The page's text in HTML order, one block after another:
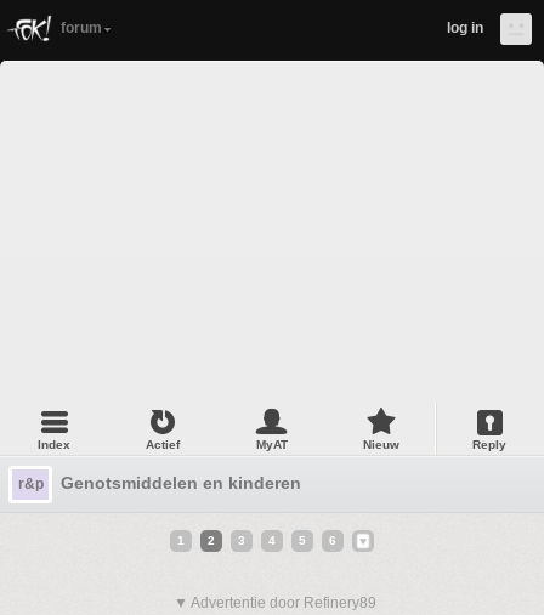
forum log in
Index Actief MyAT Nieuw Reply
r&p Genotsmiddelen en kinderen
1 2 3 4 5 6
▼ Advertentie door Refinery89